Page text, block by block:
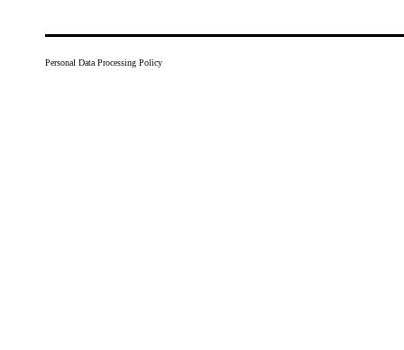
Personal Data Processing Policy